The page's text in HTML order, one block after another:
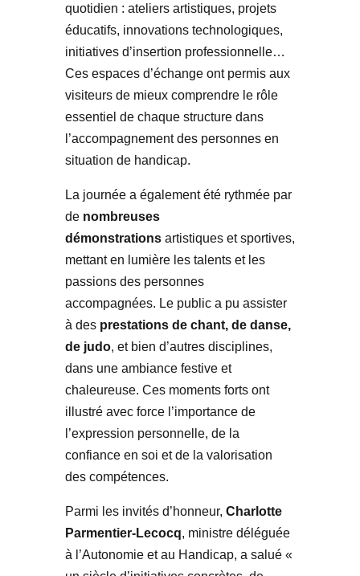
quotidien : ateliers artistiques, projets
éducatifs, innovations technologiques,
initiatives d’insertion professionnelle…
Ces espaces d’échange ont permis aux
visiteurs de mieux comprendre le rôle
essentiel de chaque structure dans
l’accompagnement des personnes en
situation de handicap.
La journée a également été rythmée par
de nombreuses
démonstrations artistiques et sportives,
mettant en lumière les talents et les
passions des personnes
accompagnées. Le public a pu assister
à des prestations de chant, de danse,
de judo, et bien d’autres disciplines,
dans une ambiance festive et
chaleureuse. Ces moments forts ont
illustré avec force l’importance de
l’expression personnelle, de la
confiance en soi et de la valorisation
des compétences.
Parmi les invités d’honneur, Charlotte
Parmentier-Lecocq, ministre déléguée
à l’Autonomie et au Handicap, a salué «